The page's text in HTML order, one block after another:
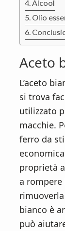
Alcool
Olio
Aceto
L’aceto
si trova
utilizzato
macchie.
ferro da
proprietà
a rompere
bianco è
può